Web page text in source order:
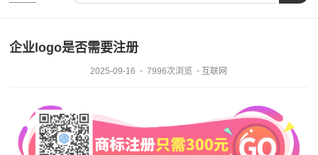
企业logo是否需要注册
2025-09-16 7996次浏览 互联网